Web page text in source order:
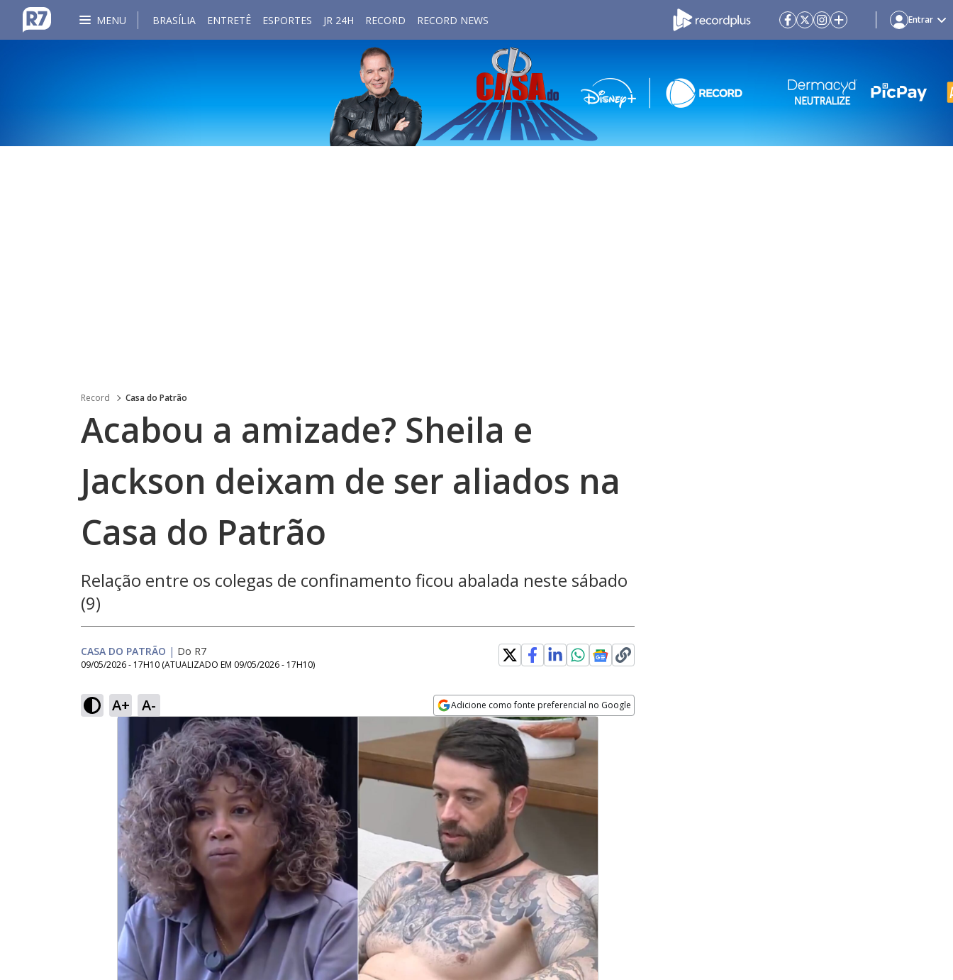
MENU BRASÍLIA ENTRETÊ ESPORTES JR 24H RECORD RECORD NEWS Entrar
Record Casa do Patrão
Acabou a amizade? Sheila e
Jackson deixam de ser aliados na
Casa do Patrão
Relação entre os colegas de confinamento ficou abalada neste sábado
(9)
CASA DO PATRÃO | Do R7
09/05/2026 - 17H10 (ATUALIZADO EM 09/05/2026 - 17H10)
A+ A- Adicione como fonte preferencial no Google
Opens in new window